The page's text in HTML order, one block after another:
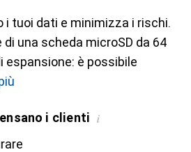
tuoi dati e minimizza i rischi.
una scheda microSD da 64
espansione: è possibile
i clienti i